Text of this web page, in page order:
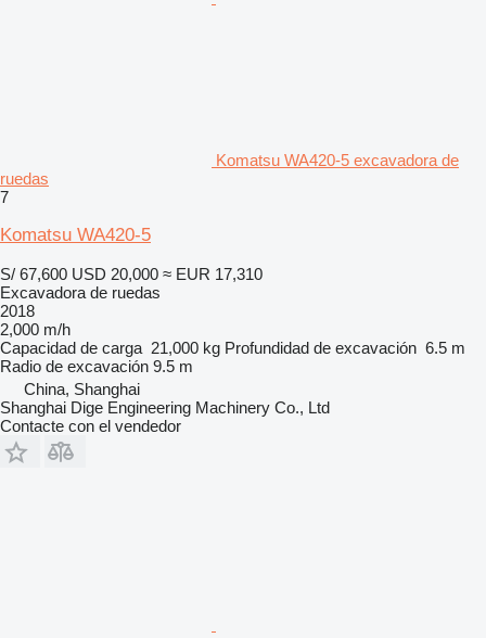
Komatsu WA420-5 excavadora de
ruedas
7
Komatsu WA420-5
S/ 67,600 USD 20,000 ≈ EUR 17,310
Excavadora de ruedas
2018
2,000 m/h
Capacidad de carga 21,000 kg Profundidad de excavación 6.5 m
Radio de excavación 9.5 m
China, Shanghai
Shanghai Dige Engineering Machinery Co., Ltd
Contacte con el vendedor